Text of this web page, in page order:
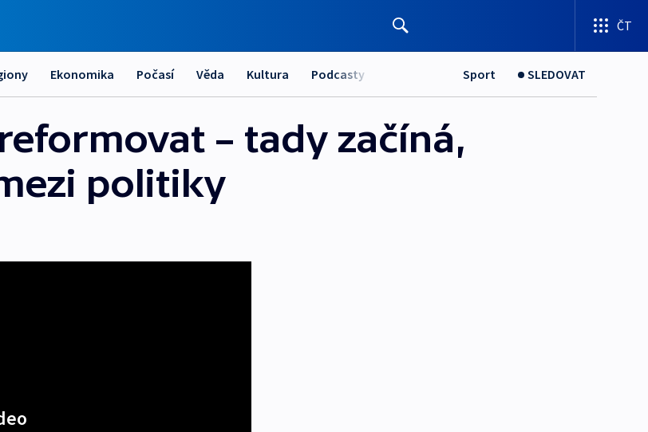
ČT
Ekonomika Počasí Věda Kultura Podcasty Sport SLEDOVAT
– tady začíná,
politiky